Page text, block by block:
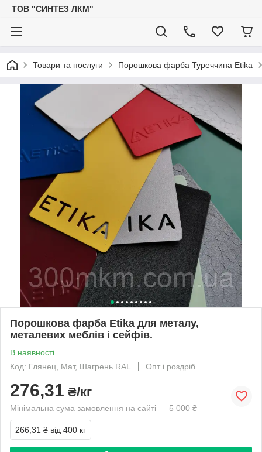
ТОВ "СИНТЕЗ ЛКМ"
Товари та послуги Порошкова фарба Туреччина Etika
Порошкова фарба Etika для металу,
металевих меблів і сейфів.
В наявності
Код: Глянец, Мат, Шагрень RAL
Опт і роздріб
276,31 ₴/кг
Мінімальна сума замовлення на сайті — 5 000 ₴
266,31 ₴ від 400 кг